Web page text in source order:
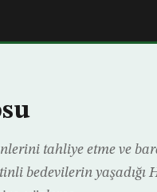
tahliye etme ve
bedevilerin yaşadığı